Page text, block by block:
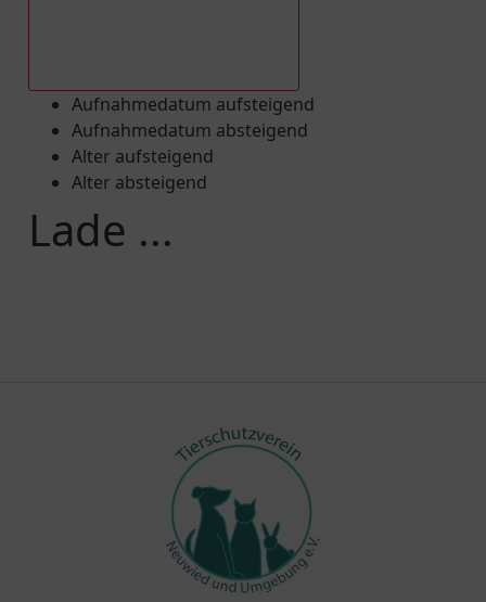
Aufnahmedatum aufsteigend
Aufnahmedatum absteigend
Alter aufsteigend
Alter absteigend
Lade ...